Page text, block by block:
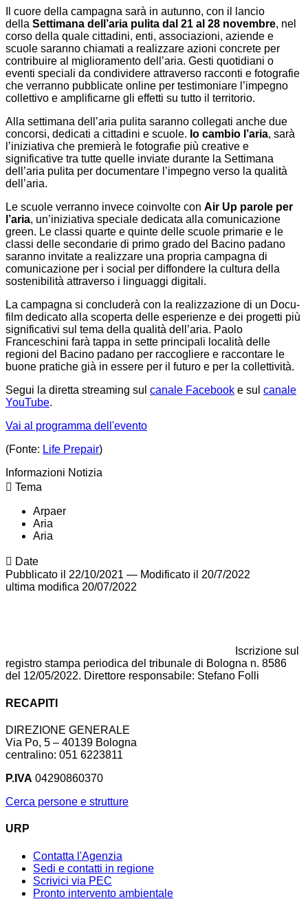
Il cuore della campagna sarà in autunno, con il lancio
della Settimana dell’aria pulita dal 21 al 28 novembre, nel
corso della quale cittadini, enti, associazioni, aziende e
scuole saranno chiamati a realizzare azioni concrete per
contribuire al miglioramento dell’aria. Gesti quotidiani o
eventi speciali da condividere attraverso racconti e fotografie
che verranno pubblicate online per testimoniare l’impegno
collettivo e amplificarne gli effetti su tutto il territorio.
Alla settimana dell’aria pulita saranno collegati anche due
concorsi, dedicati a cittadini e scuole. Io cambio l’aria, sarà
l’iniziativa che premierà le fotografie più creative e
significative tra tutte quelle inviate durante la Settimana
dell’aria pulita per documentare l’impegno verso la qualità
dell’aria.
Le scuole verranno invece coinvolte con Air Up parole per
l’aria, un’iniziativa speciale dedicata alla comunicazione
green. Le classi quarte e quinte delle scuole primarie e le
classi delle secondarie di primo grado del Bacino padano
saranno invitate a realizzare una propria campagna di
comunicazione per i social per diffondere la cultura della
sostenibilità attraverso i linguaggi digitali.
La campagna si concluderà con la realizzazione di un Docu-
film dedicato alla scoperta delle esperienze e dei progetti più
significativi sul tema della qualità dell’aria. Paolo
Franceschini farà tappa in sette principali località delle
regioni del Bacino padano per raccogliere e raccontare le
buone pratiche già in essere per il futuro e per la collettività.
Segui la diretta streaming sul canale Facebook e sul canale
YouTube.
Vai al programma dell'evento
(Fonte: Life Prepair)
Informazioni Notizia
Tema
Arpaer
Aria
Aria
Date
Pubblicato il 22/10/2021 — Modificato il 20/7/2022
ultima modifica 20/07/2022
Iscrizione sul
registro stampa periodica del tribunale di Bologna n. 8586
del 12/05/2022. Direttore responsabile: Stefano Folli
RECAPITI
DIREZIONE GENERALE
Via Po, 5 – 40139 Bologna
centralino: 051 6223811
P.IVA 04290860370
Cerca persone e strutture
URP
Contatta l'Agenzia
Sedi e contatti in regione
Scrivici via PEC
Pronto intervento ambientale